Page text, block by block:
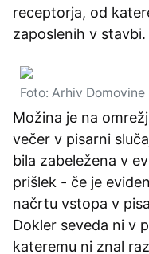
receptorja, od
zaposlenih v stavbi.
Foto: Arhiv Domovine
Možina je na
večer v pisarni
bila zabeležena v
prišlek - če je
načrtu vstopa v
Dokler seveda ni v
kateremu ni znal